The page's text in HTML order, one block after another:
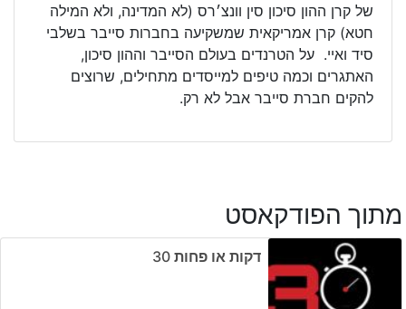
של קרן ההון סיכון סין וונצ׳רס (לא המדינה, ולא המילה
חטא) קרן אמריקאית שמשקיעה בחברות סייבר בשלבי
סיד ואיי. על הטרנדים בעולם הסייבר וההון סיכון,
האתגרים וכמה טיפים למייסדים מתחילים, שרוצים
להקים חברת סייבר אבל לא רק.
מתוך הפודקאסט
דקות או פחות ‎30